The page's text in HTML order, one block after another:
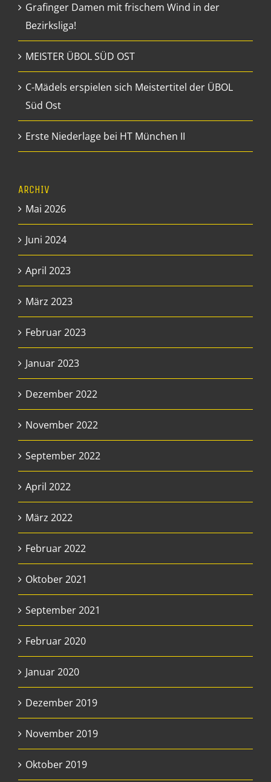
Grafinger Damen mit frischem Wind in der
Bezirksliga!
MEISTER ÜBOL SÜD OST
C-Mädels erspielen sich Meistertitel der ÜBOL
Süd Ost
Erste Niederlage bei HT München II
ARCHIV
Mai 2026
Juni 2024
April 2023
März 2023
Februar 2023
Januar 2023
Dezember 2022
November 2022
September 2022
April 2022
März 2022
Februar 2022
Oktober 2021
September 2021
Februar 2020
Januar 2020
Dezember 2019
November 2019
Oktober 2019